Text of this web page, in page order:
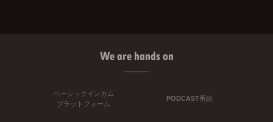
We are hands on
ベーシックインカム
プラットフォーム
PODCAST番組